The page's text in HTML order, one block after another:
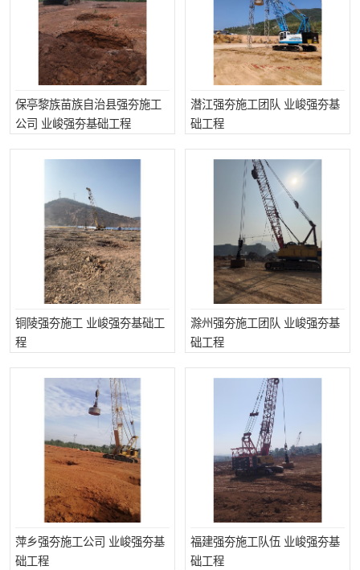
保亭黎族苗族自治县强夯施工
公司 业峻强夯基础工程
潜江强夯施工团队 业峻强夯基
础工程
铜陵强夯施工 业峻强夯基础工
程
滁州强夯施工团队 业峻强夯基
础工程
萍乡强夯施工公司 业峻强夯基
础工程
福建强夯施工队伍 业峻强夯基
础工程